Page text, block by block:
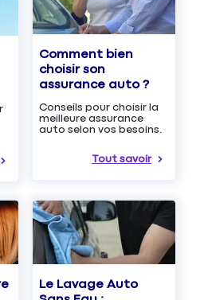
Comment bien
choisir son
assurance auto ?
Conseils pour choisir la
meilleure assurance
auto selon vos besoins.
Tout savoir
Le Lavage Auto